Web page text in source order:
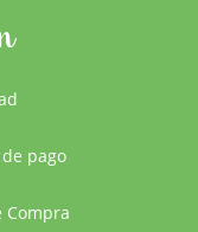
pago
Compra